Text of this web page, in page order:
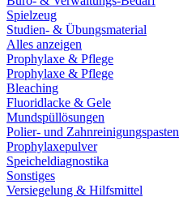
Spielzeug
Studien- & Übungsmaterial
Alles anzeigen
Prophylaxe & Pflege
Prophylaxe & Pflege
Bleaching
Fluoridlacke & Gele
Mundspüllösungen
Polier- und Zahnreinigungspasten
Prophylaxepulver
Speicheldiagnostika
Sonstiges
Versiegelung & Hilfsmittel